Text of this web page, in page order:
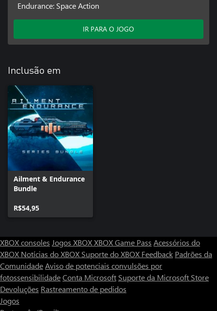
Endurance: Space Action
IR PARA O JOGO
Inclusão em
Ailment & Endurance
Bundle
R$54,95
XBOX consoles Jogos XBOXXBOX Game Pass Acessórios do
XBOX Notícias do XBOX Suporte do XBOX Feedback Padrões da
ComunidadeAviso de potenciais convulsões por
fotossensibilidadeConta Microsoft Suporte da Microsoft Store
Devoluções Rastreamento de pedidos
Jogos